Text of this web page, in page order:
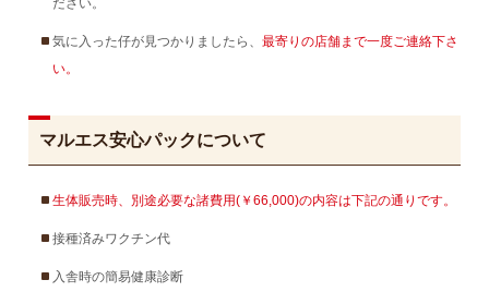
ださい。
気に入った仔が見つかりましたら、 最寄りの店舗まで一度ご連絡下さ
い。
マルエス安心パックについて
生体販売時、別途必要な諸費用(￥66,000)の内容は下記の通りです。
接種済みワクチン代
入舎時の簡易健康診断